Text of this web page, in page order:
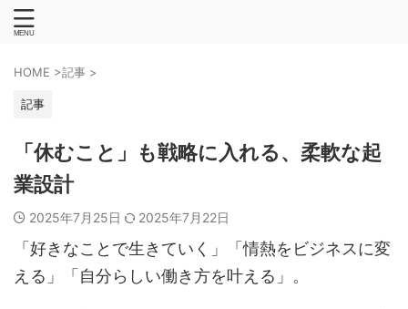
HOME >記事 >
記事
「休むこと」も戦略に入れる、柔軟な起
業設計
2025年7月25日 2025年7月22日
「好きなことで生きていく」「情熱をビジネスに変
える」「自分らしい働き方を叶える」。